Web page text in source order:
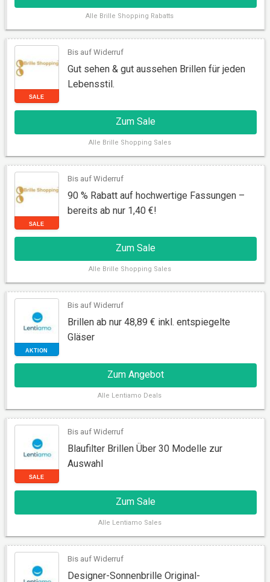
Alle Brille Shopping Rabatts
Bis auf Widerruf
Gut sehen & gut aussehen Brillen für jeden
Lebensstil.
Zum Sale
Alle Brille Shopping Sales
Bis auf Widerruf
90 % Rabatt auf hochwertige Fassungen –
bereits ab nur 1,40 €!
Zum Sale
Alle Brille Shopping Sales
AKTION
Bis auf Widerruf
Brillen ab nur 48,89 € inkl. entspiegelte
Gläser
Zum Angebot
Alle Lentiamo Deals
Bis auf Widerruf
Blaufilter Brillen Über 30 Modelle zur
Auswahl
Zum Sale
Alle Lentiamo Sales
Bis auf Widerruf
Designer-Sonnenbrille Original-